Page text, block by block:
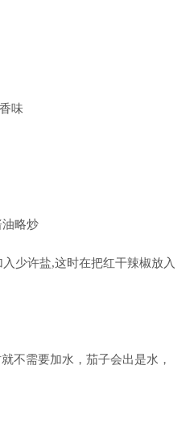
味
略炒
少许盐,这时在把红干辣椒放入
不需要加水，茄子会出是水，